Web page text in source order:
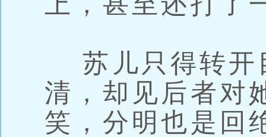
苏儿只得转开
清，却见后者对
笑，分明也是回